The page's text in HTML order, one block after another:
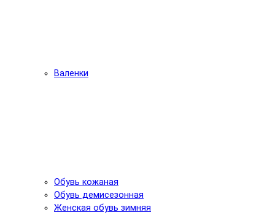
Валенки
Обувь кожаная
Обувь демисезонная
Женская обувь зимняя